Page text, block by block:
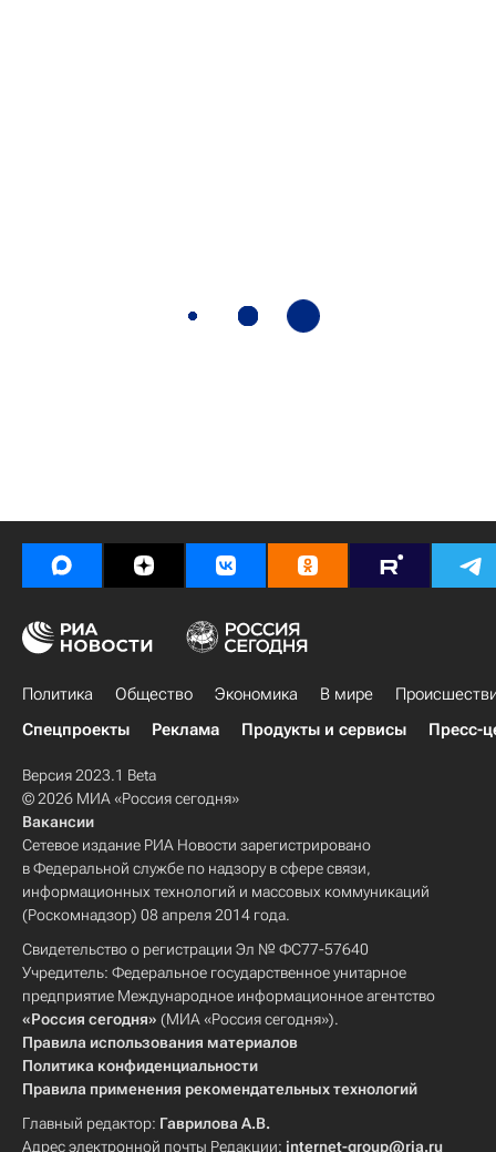
Политика Общество Экономика В мире
Спецпроекты
Реклама Продукты и сервисы Пресс-
Версия 2023.1 Beta
© 2026 МИА «Россия сегодня»
Вакансии
Сетевое издание РИА Новости зарегистрировано
в Федеральной службе по надзору в сфере связи,
информационных технологий и массовых коммуникаций
(Роскомнадзор) 08 апреля 2014 года.
Свидетельство о регистрации Эл № ФС77-57640
Учредитель: Федеральное государственное унитарное
предприятие Международное информационное агентство
«Россия сегодня» (МИА «Россия сегодня»).
Правила использования материалов
Политика конфиденциальности
Правила применения рекомендательных технологий
Главный редактор: Гаврилова А.В.
Адрес электронной почты Редакции: internet-group@ria.ru